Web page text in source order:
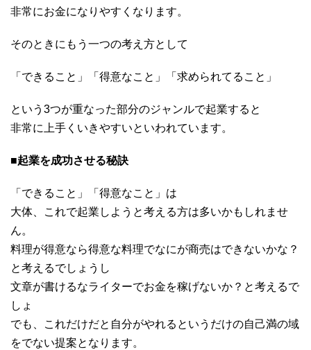
非常にお金になりやすくなります。
そのときにもう一つの考え方として
「できること」「得意なこと」「求められてること」
という3つが重なった部分のジャンルで起業すると
非常に上手くいきやすいといわれています。
■起業を成功させる秘訣
「できること」「得意なこと」は
大体、これで起業しようと考える方は多いかもしれませ
ん。
料理が得意なら得意な料理でなにが商売はできないかな？
と考えるでしょうし
文章が書けるなライターでお金を稼げないか？と考えるで
しょ
でも、これだけだと自分がやれるというだけの自己満の域
をでない提案となります。